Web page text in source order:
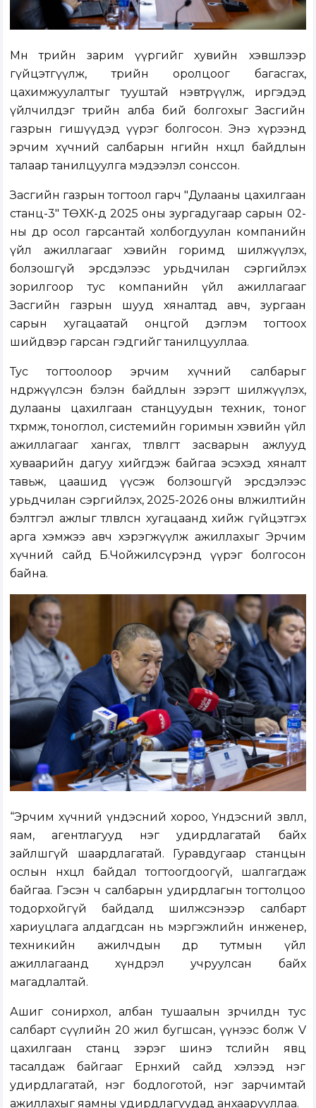
Мөн төрийн зарим үүргийг хувийн хэвшлээр
гүйцэтгүүлж, төрийн оролцоог багасгах,
цахимжуулалтыг тууштай нэвтрүүлж, иргэдэд
үйлчилдэг төрийн алба бий болгохыг Засгийн
газрын гишүүдэд үүрэг болгосон. Энэ хүрээнд
эрчим хүчний салбарын өнөөгийн нөхцөл байдлын
талаар танилцуулга мэдээлэл сонссон.
Засгийн газрын тогтоол гарч "Дулааны цахилгаан
станц-3" ТӨХК-д 2025 оны зургадугаар сарын 02-
ны өдөр осол гарсантай холбогдуулан компанийн
үйл ажиллагааг хэвийн горимд шилжүүлэх,
болзошгүй эрсдэлээс урьдчилан сэргийлэх
зорилгоор тус компанийн үйл ажиллагааг
Засгийн газрын шууд хяналтад авч, зургаан
сарын хугацаатай онцгой дэглэм тогтоох
шийдвэр гарсан гэдгийг танилцууллаа.
Тус тогтоолоор эрчим хүчний салбарыг
өндөржүүлсэн бэлэн байдлын зэрэгт шилжүүлэх,
дулааны цахилгаан станцуудын техник, тоног
төхөөрөмж, тоноглол, системийн горимын хэвийн үйл
ажиллагааг хангах, төлөвлөгөөт засварын ажлууд
хуваарийн дагуу хийгдэж байгаа эсэхэд хяналт
тавьж, цаашид үүсэж болзошгүй эрсдэлээс
урьдчилан сэргийлэх, 2025-2026 оны өвөлжилтийн
бэлтгэл ажлыг төлөвлөсөн хугацаанд хийж гүйцэтгэх
арга хэмжээ авч хэрэгжүүлж ажиллахыг Эрчим
хүчний сайд Б.Чойжилсүрэнд үүрэг болгосон
байна.
“Эрчим хүчний үндэсний хороо, Үндэсний зөвлөл,
яам, агентлагууд нэг удирдлагатай байх
зайлшгүй шаардлагатай. Гуравдугаар станцын
ослын нөхцөл байдал тогтоогдоогүй, шалгагдаж
байгаа. Гэсэн ч салбарын удирдлагын тогтолцоо
тодорхойгүй байдалд шилжсэнээр салбарт
хариуцлага алдагдсан нь мэргэжлийн инженер,
техникийн ажилчдын өдөр тутмын үйл
ажиллагаанд хүндрэл учруулсан байх
магадлалтай.
Ашиг сонирхол, албан тушаалын зөрчилдөөн тус
салбарт сүүлийн 20 жил бугшсан, үүнээс болж V
цахилгаан станц зэрэг шинэ төслийн явц
тасалдаж байгааг Ерөнхий сайд хэлээд нэг
удирдлагатай, нэг бодлоготой, нэг зарчимтай
ажиллахыг яамны удирдлагуудад анхаарууллаа.